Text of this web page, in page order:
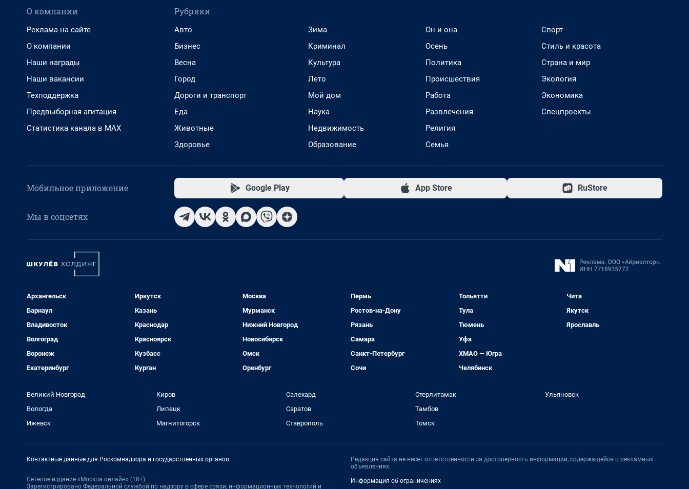
О компании
Реклама на сайте
О компании
Наши награды
Наши вакансии
Техподдержка
Предвыборная агитация
Статистика канала в MAX
Рубрики
Авто
Бизнес
Весна
Город
Дороги и транспорт
Еда
Животные
Здоровье
Зима
Криминал
Культура
Лето
Мой дом
Наука
Недвижимость
Образование
Он и она
Осень
Политика
Происшествия
Работа
Развлечения
Религия
Семья
Спорт
Стиль и красота
Страна и мир
Экология
Экономика
Спецпроекты
Мобильное приложение Google Play App Store RuStore
Мы в соцсетях
Архангельск
Барнаул
Владивосток
Волгоград
Воронеж
Екатеринбург
Иркутск
Казань
Краснодар
Красноярск
Кузбасс
Курган
Москва
Мурманск
Нижний Новгород
Новосибирск
Омск
Оренбург
Пермь
Ростов-на-Дону
Рязань
Самара
Санкт-Петербург
Сочи
Тольятти
Тула
Тюмень
Уфа
ХМАО — Югра
Челябинск
Чита
Якутск
Ярославль
Великий Новгород
Вологда
Ижевск
Киров
Липецк
Магнитогорск
Салехард
Саратов
Ставрополь
Стерлитамак
Тамбов
Томск
Ульяновск
Контактные данные для Роскомнадзора и государственных органов
Сетевое издание «Москва онлайн» (18+)
Зарегистрировано Федеральной службой по надзору в сфере связи, информационных технологий и
Редакция сайта не несет ответственности за достоверность информации, содержащейся в рекламных
объявлениях.
Информация об ограничениях